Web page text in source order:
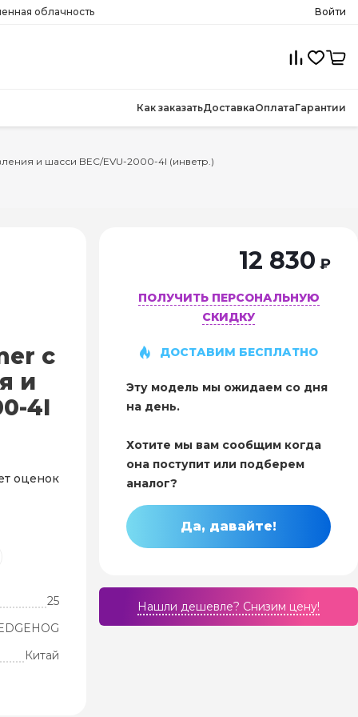
облачность Войти
Как заказатьДоставкаОплатаГарантии
и шасси BEC/EVU-2000-4I (инветр.)
с
и
4I
оценок
25
Китай
12 830 ₽
ПОЛУЧИТЬ ПЕРСОНАЛЬНУЮ
СКИДКУ
ДОСТАВИМ БЕСПЛАТНО
Эту модель мы ожидаем со дня
на день.
Хотите мы вам сообщим когда
она поступит или подберем
аналог?
Да, давайте!
Нашли дешевле? Cнизим цену!